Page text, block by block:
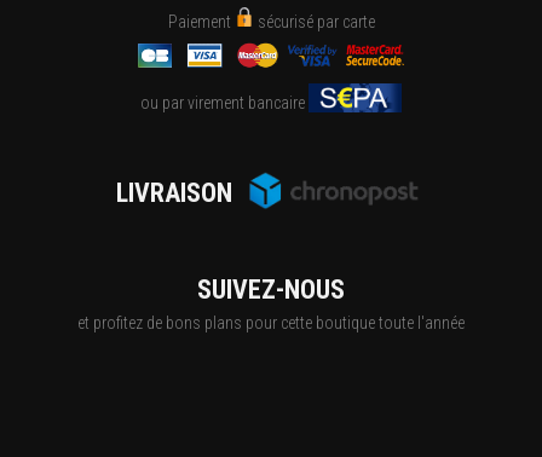
Paiement sécurisé par carte
ou par virement bancaire
LIVRAISON
SUIVEZ-NOUS
et profitez de bons plans pour cette boutique toute l'année